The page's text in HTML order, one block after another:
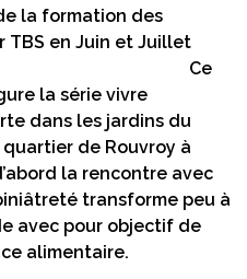
la formation des
TBS en Juin et Juillet
Ce
la série vivre
dans les jardins du
de Rouvroy à
la rencontre avec
transforme peu à
avec pour objectif de
alimentaire.